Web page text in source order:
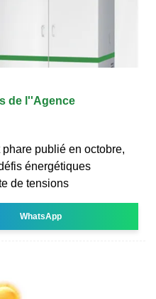
de l''Agence
publié en octobre,
énergétiques
de tensions
WhatsApp